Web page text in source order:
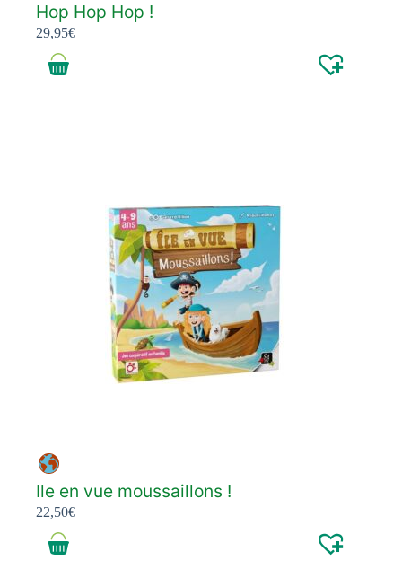
Hop Hop Hop !
29,95€
Ile en vue moussaillons !
22,50€